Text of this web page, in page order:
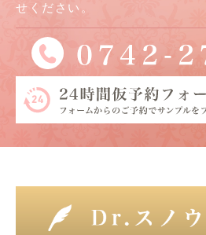
せください。